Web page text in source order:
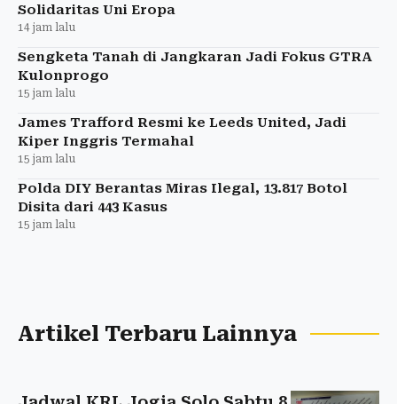
Solidaritas Uni Eropa
14 jam lalu
Sengketa Tanah di Jangkaran Jadi Fokus GTRA
Kulonprogo
15 jam lalu
James Trafford Resmi ke Leeds United, Jadi
Kiper Inggris Termahal
15 jam lalu
Polda DIY Berantas Miras Ilegal, 13.817 Botol
Disita dari 443 Kasus
15 jam lalu
Artikel Terbaru Lainnya